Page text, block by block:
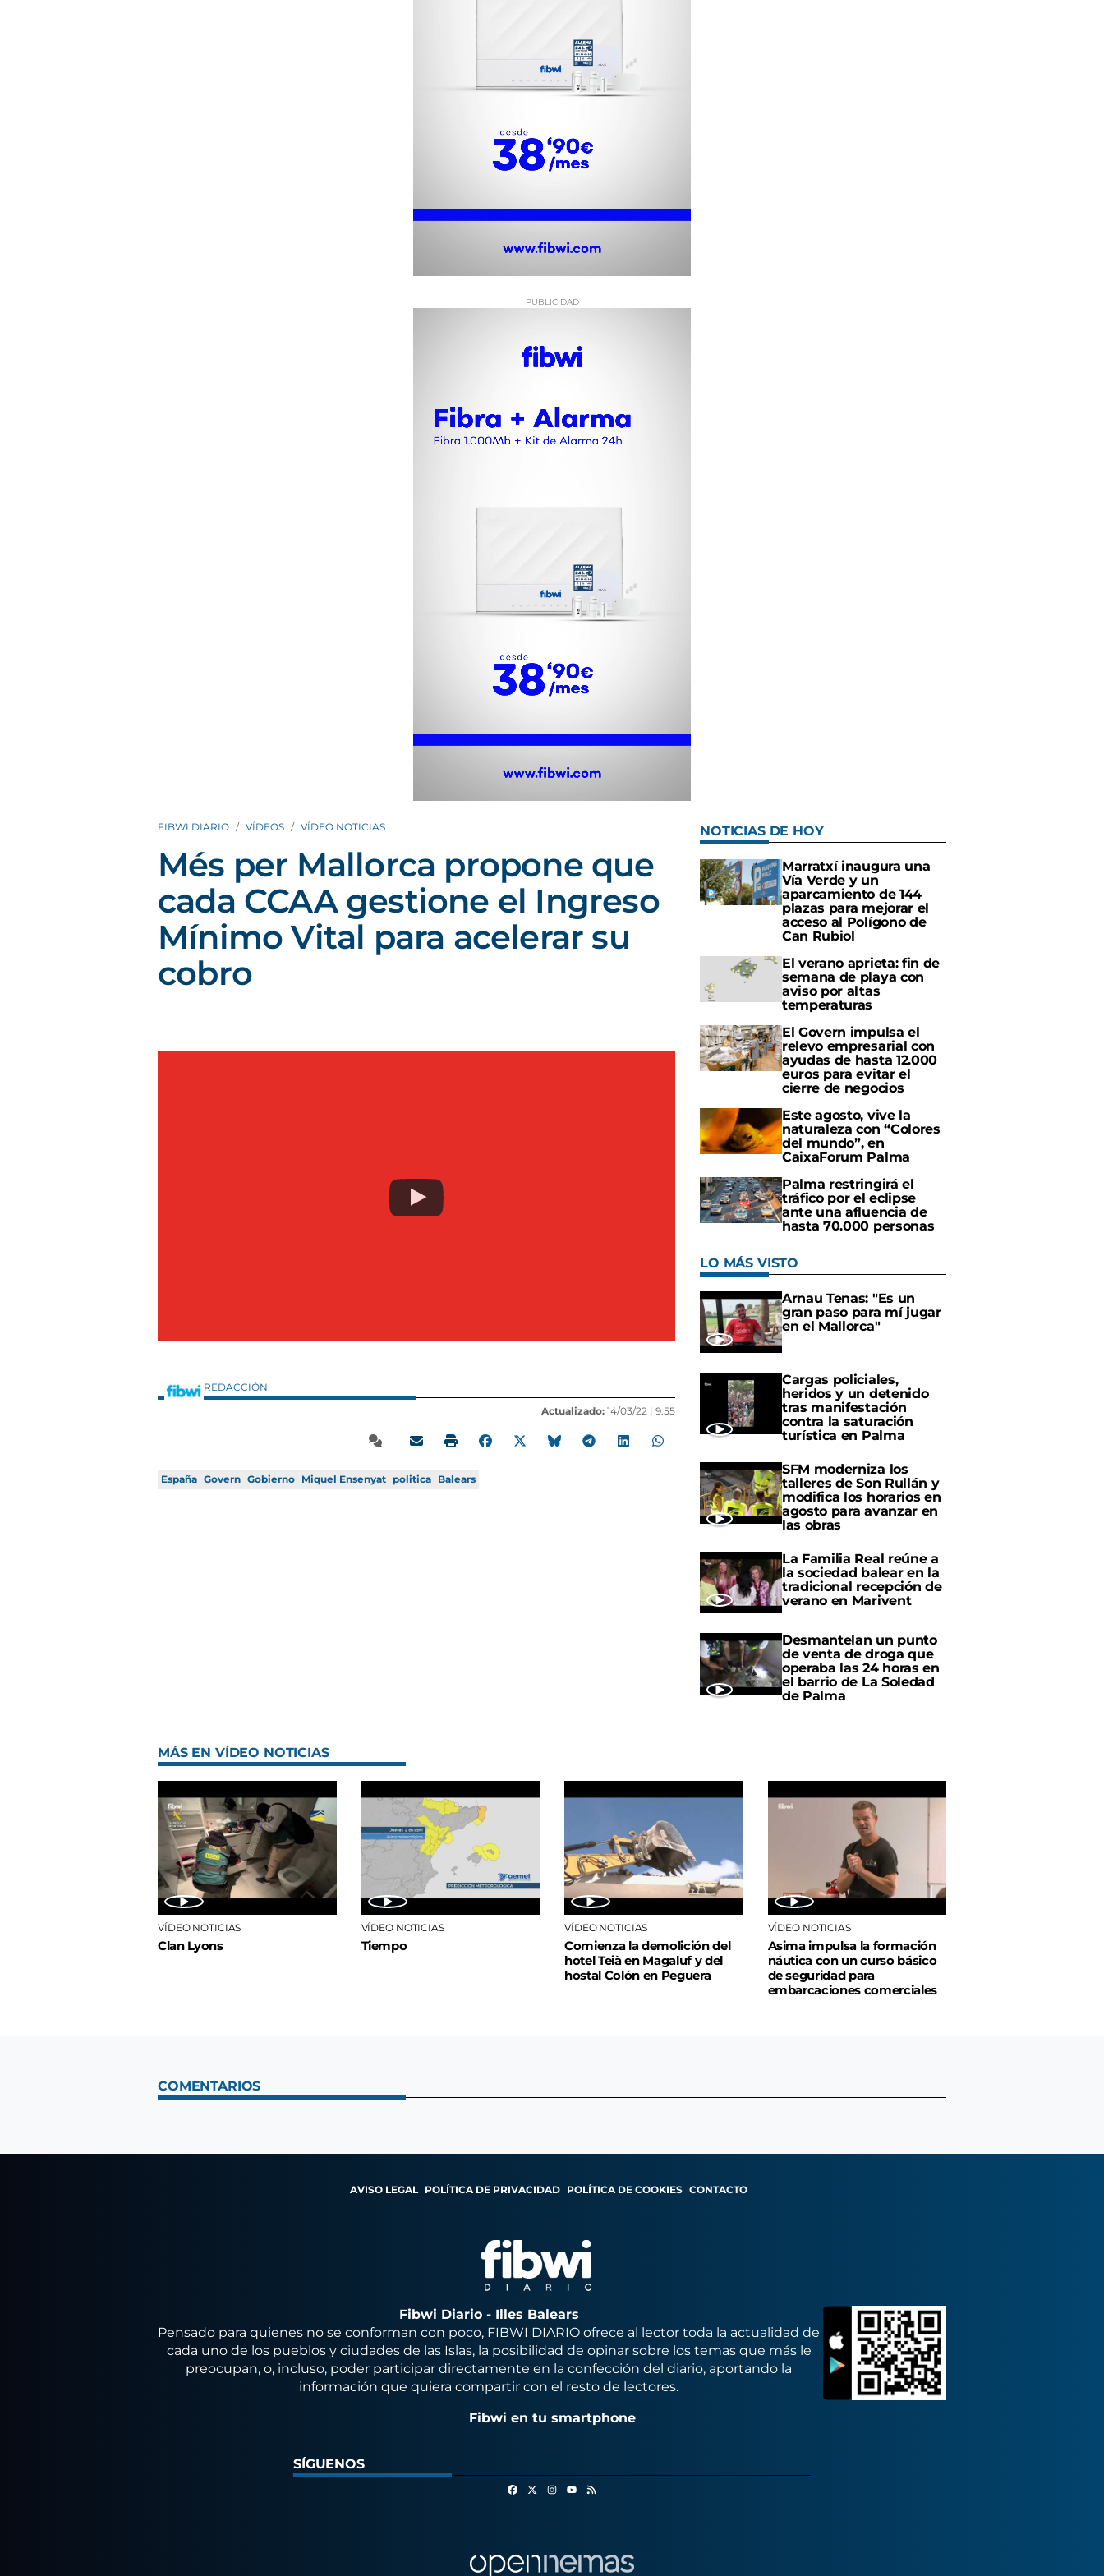
FIBWI DIARIO VÍDEOS VÍDEO NOTICIAS
Més per Mallorca propone que
cada CCAA gestione el Ingreso
Mínimo Vital para acelerar su
cobro
REDACCIÓN
Actualizado: 14/03/22 | 9:55
España Govern Gobierno Miquel Ensenyat politica Balears
NOTICIAS DE HOY
Marratxí inaugura una
Vía Verde y un
aparcamiento de 144
plazas para mejorar el
acceso al Polígono de
Can Rubiol
El verano aprieta: fin de
semana de playa con
aviso por altas
temperaturas
El Govern impulsa el
relevo empresarial con
ayudas de hasta 12.000
euros para evitar el
cierre de negocios
Este agosto, vive la
naturaleza con “Colores
del mundo”, en
CaixaForum Palma
Palma restringirá el
tráfico por el eclipse
ante una afluencia de
hasta 70.000 personas
LO MÁS VISTO
Arnau Tenas: "Es un
gran paso para mí jugar
en el Mallorca"
Cargas policiales,
heridos y un detenido
tras manifestación
contra la saturación
turística en Palma
SFM moderniza los
talleres de Son Rullán y
modifica los horarios en
agosto para avanzar en
las obras
La Familia Real reúne a
la sociedad balear en la
tradicional recepción de
verano en Marivent
Desmantelan un punto
de venta de droga que
operaba las 24 horas en
el barrio de La Soledad
de Palma
MÁS EN VÍDEO NOTICIAS
VÍDEO NOTICIAS
Clan Lyons
VÍDEO NOTICIAS
Tiempo
VÍDEO NOTICIAS
Comienza la demolición del
hotel Teià en Magaluf y del
hostal Colón en Peguera
VÍDEO NOTICIAS
Asima impulsa la formación
náutica con un curso básico
de seguridad para
embarcaciones comerciales
COMENTARIOS
AVISO LEGAL POLÍTICA DE PRIVACIDAD POLÍTICA DE COOKIES CONTACTO
Fibwi Diario - Illes Balears
Pensado para quienes no se conforman con poco, FIBWI DIARIO ofrece al lector toda la actualidad de
cada uno de los pueblos y ciudades de las Islas, la posibilidad de opinar sobre los temas que más le
preocupan, o, incluso, poder participar directamente en la confección del diario, aportando la
información que quiera compartir con el resto de lectores.
Fibwi en tu smartphone
SÍGUENOS
FacebookInstagram